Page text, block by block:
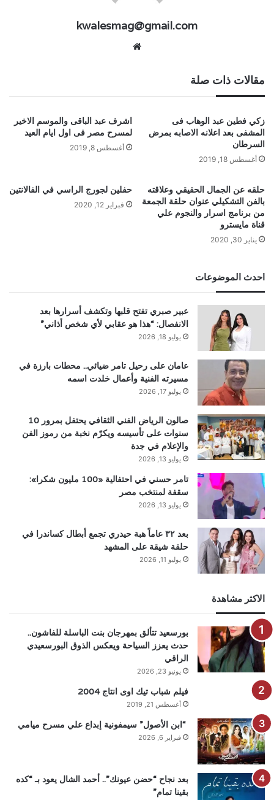
kwalesmag@gmail.com
مقالات ذات صلة
زكي فطين عبد الوهاب فى
المشفى بعد اعلانه الاصابه بمرض
السرطان
أغسطس 18, 2019
اشرف عبد الباقى والموسم الاخير
لمسرح مصر فى اول ايام العيد
أغسطس 8, 2019
حلقه عن الجمال الحقيقي وعلاقته
بالفن التشكيلي عنوان حلقة الجمعة
من برنامج اسرار والنجوم علي
قناة مايسترو
يناير 30, 2020
حفلين لجورج الراسي في الفالانتين
فبراير 12, 2020
احدث الموضوعات
عبير صبري تفتح قلبها وتكشف أسرارها بعد
الانفصال: “هذا هو عقابي لأي شخص أذاني”
يوليو 18, 2026
عامان على رحيل تامر ضيائي.. محطات بارزة في
مسيرته الفنية وأعمال خلدت اسمه
يوليو 17, 2026
صالون الرياض الفني الثقافي يحتفل بمرور 10
سنوات على تأسيسه ويكرّم نخبة من رموز الفن
والإعلام في جدة
يوليو 13, 2026
تامر حسني في احتفالية «100 مليون شكرا»:
سقفة لمنتخب مصر
يوليو 13, 2026
بعد ٣٢ عاماً هبة حيدري تجمع أبطال كساندرا في
حلقة شيقة على المشهد
يوليو 11, 2026
الاكثر مشاهدة
بورسعيد تتألق بمهرجان بنت الباسلة للفاشون..
حدث يعزز السياحة ويعكس الذوق البورسعيدي
الراقي
يونيو 23, 2026
فيلم شباب تيك اوى انتاج 2004
أغسطس 21, 2019
“ابن الأصول” سيمفونية إبداع علي مسرح ميامي
فبراير 6, 2026
بعد نجاح “حضن عيونك”.. أحمد الشال يعود بـ “كده
بقينا تمام”